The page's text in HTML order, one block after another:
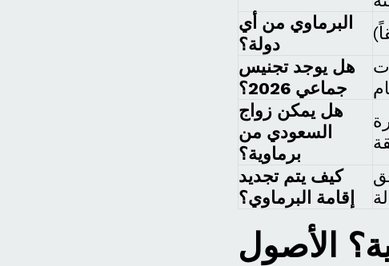
البرماوي من أي
دولة؟
هل يوجد تجنيس
جماعي 2026؟
هل يمكن زواج
السعودي من
برماوية؟
كيف يتم تجديد
إقامة البرماوي؟
الأصول